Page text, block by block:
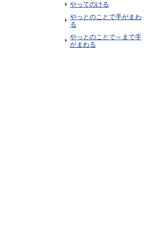
やってのける
やっとのことで手がまわ
る
やっとのことで～まで手
がまわる